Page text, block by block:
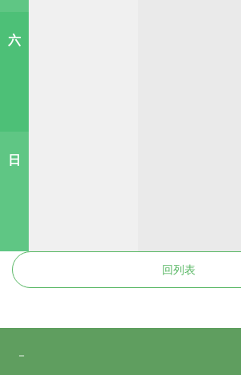
六
日
回列表
－